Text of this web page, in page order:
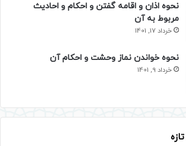
نحوه اذان و اقامه گفتن و احکام و احادیث
مربوط به آن
خرداد 17, 1401
نحوه خواندن نماز وحشت و احکام آن
خرداد 9, 1401